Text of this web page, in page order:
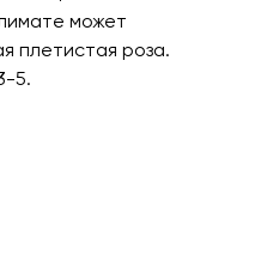
может
плетистая роза.
5.